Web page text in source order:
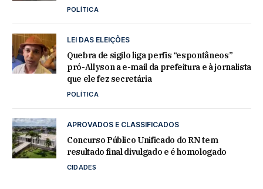
POLÍTICA
LEI DAS ELEIÇÕES
Quebra de sigilo liga perfis “espontâneos”
pró-Allyson a e-mail da prefeitura e à jornalista
que ele fez secretária
POLÍTICA
APROVADOS E CLASSIFICADOS
Concurso Público Unificado do RN tem
resultado final divulgado e é homologado
CIDADES